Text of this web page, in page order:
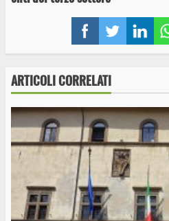
FacebookTwitter
ARTICOLI CORRELATI